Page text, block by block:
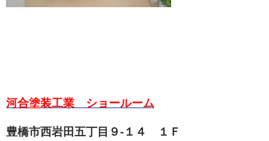
河合塗装工業 ショールーム
豊橋市西岩田五丁目９-１４ １Ｆ